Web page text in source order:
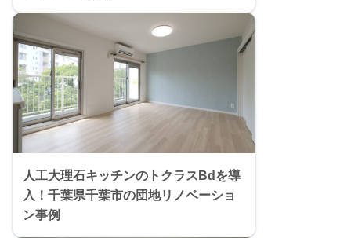
人工大理石キッチンのトクラスBdを導
入！千葉県千葉市の団地リノベーショ
ン事例